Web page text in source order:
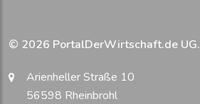
© 2026 PortalDerWirtschaft.de UG.
Arienheller Straße 10
56598 Rheinbrohl